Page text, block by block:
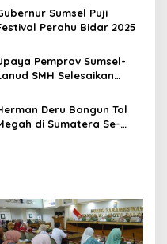
Sumsel Puji
Perahu Bidar 2025
Pemprov Sumsel-
SMH Selesaikan
Deru Bangun Tol
di Sumatera Se-